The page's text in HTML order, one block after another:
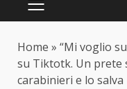
PRIMARY
Home » “Mi voglio
su Tiktotk. Un prete
carabinieri e lo salva